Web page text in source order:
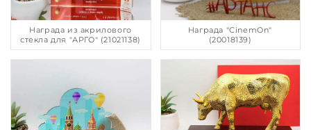
Награда из акрилового
стекла для "АРГО" (21021138)
Награда "CinemOn"
(20018139)